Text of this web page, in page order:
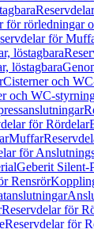
för rörledningar
för
löstagbara
löstagbara
Cisterner och
och WC-
för Rördelar
Muffar
för
Geberit Silent-
Rensrör
Reservdelar för
Reservdelar för